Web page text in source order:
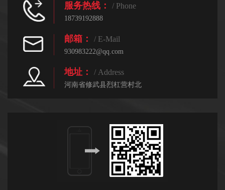
服务热线： / Phone
18739192888
邮箱： / E-Mail
930983222@qq.com
地址： / Address
河南省修武县烈杠营村北